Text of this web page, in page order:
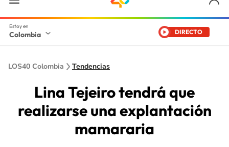
Colombia DIRECTO
LOS40 Colombia Tendencias
Lina Tejeiro tendrá que
realizarse una explantación
mamararia